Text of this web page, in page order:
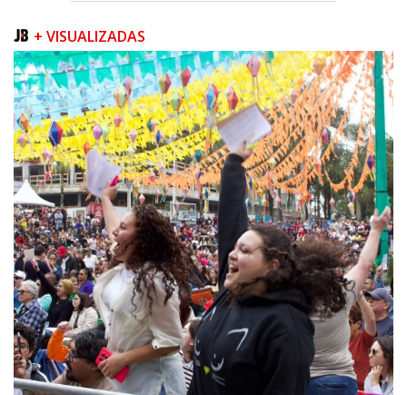
05/08/2026 | 07:00
Queda na geração europeia ocorre enquanto inteligência artificial, data
centers e carros elétricos elevam a demanda e colocam o
armazenamento no centro do debate energético
NAVEGANTES
+ VISUALIZADAS